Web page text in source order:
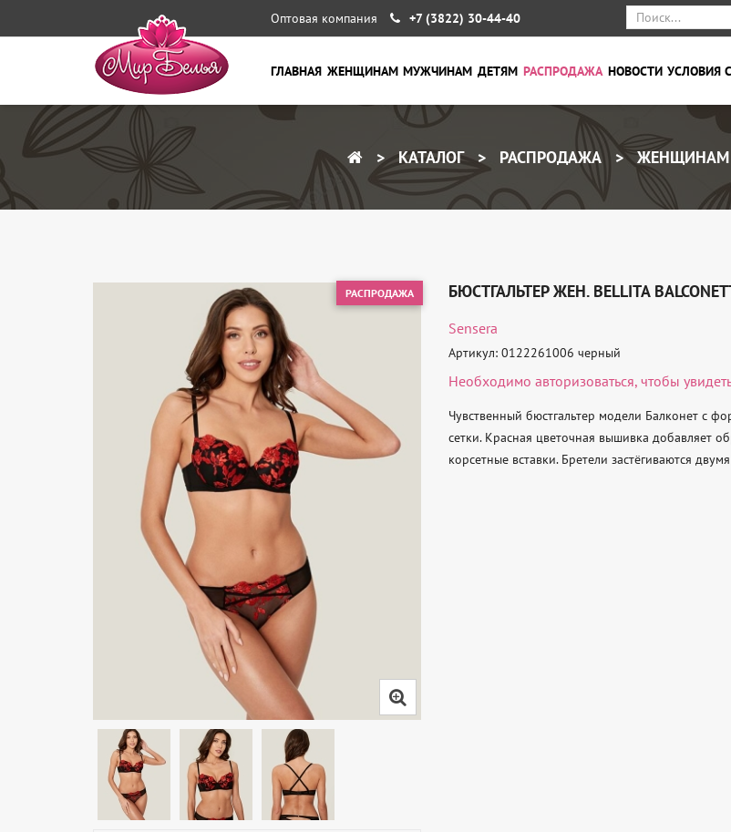
Оптовая компания +7 (3822) 30-44-40
ГЛАВНАЯ ЖЕНЩИНАМ МУЖЧИНАМ ДЕТЯМ РАСПРОДАЖА НОВОСТИ УСЛОВИЯ
КАТАЛОГ РАСПРОДАЖА ЖЕНЩИНАМ
РАСПРОДАЖА БЮСТГАЛЬТЕР ЖЕН. BELLITA
Sensera
Артикул: 0122261006 черный
Необходимо авторизоваться, чтобы
Чувственный бюстгальтер модели Балконет с
сетки. Красная цветочная вышивка добавляет
корсетные вставки. Бретели застёгиваются